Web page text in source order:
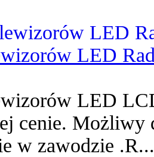
LED
LED
cenie.
w zawodzie .R...